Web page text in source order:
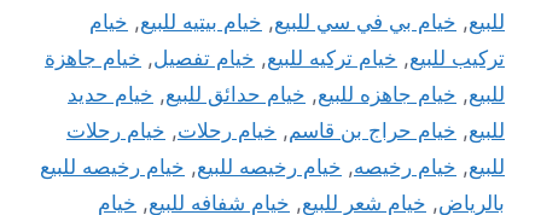
للبيع, خيام بي في سي للبيع, خيام بيتيه للبيع, خيام
تركيب للبيع, خيام تركيه للبيع, خيام تفصيل, خيام جاهزة
للبيع, خيام جاهزه للبيع, خيام حدائق للبيع, خيام حديد
للبيع, خيام حراج بن قاسم, خيام رحلات, خيام رحلات
للبيع, خيام رخيصه, خيام رخيصه للبيع, خيام رخيصه للبيع
بالرياض, خيام شعر للبيع, خيام شفافه للبيع, خيام